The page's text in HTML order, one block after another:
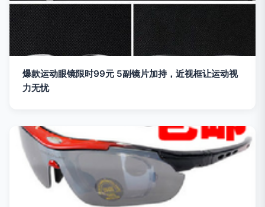
爆款运动眼镜限时99元 5副镜片加持，近视框让运动视
力无忧